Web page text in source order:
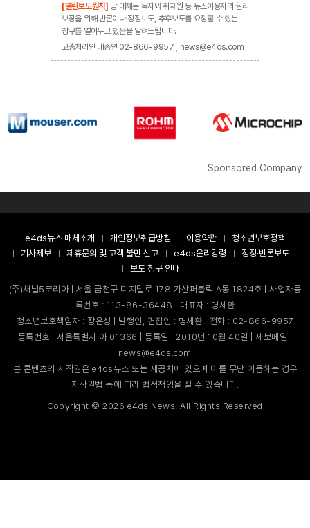
[열린보도원칙] 당 매체는 독자와 취재원 등 뉴스이용자의 권리
보장을 위해 반론이나 정정보도, 추후보도를 요청할 수 있는
창구를 열어두고 있음을 알려드립니다.
고충처리인 배종인 02-866-9957 , news@e4ds.com
Sponsored Company
e4ds뉴스 매체소개 개인정보취급방침 이용약관
청소년보호정책
기사제보
제휴문의 및 고객 불만 신고 e4ds윤리강령
정정·반론보도
보도 청구 안내
(주)채널5코리아 | 서울 금천구 디지털로 178 가산퍼블릭 A동 1824호 | 사업자등
록번호 : 113-86-36448 | 대표자 : 명세환
청소년보호책임자 : 장은성 | 발행인, 편집인 : 명세환 | 전화 : 02-866-9957
등록번호 : 서울특별시 아 01366 | 등록일 : 2010년 10월 40일 | 제보메일 :
news@e4ds.com
본 콘텐츠의 저작권은 e4ds뉴스 또는 제공처에 있으며 이를 무단 이용하는 경우
저작권법 등에 따라 법적책임을 질 수 있습니다.
Copyright ©2026 e4ds News. All Rights Reserved